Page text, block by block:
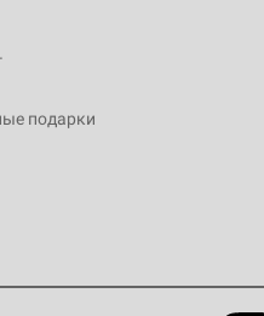
подарки